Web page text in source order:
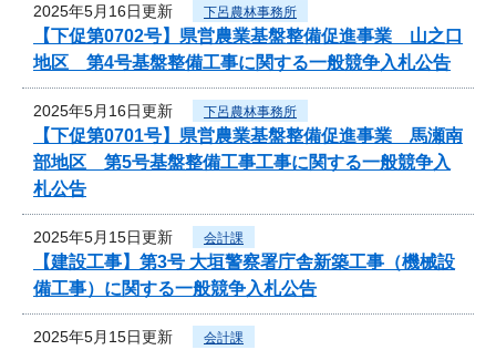
2025年5月16日更新 下呂農林事務所
【下促第0702号】県営農業基盤整備促進事業 山之口
地区 第4号基盤整備工事に関する一般競争入札公告
2025年5月16日更新 下呂農林事務所
【下促第0701号】県営農業基盤整備促進事業 馬瀬南
部地区 第5号基盤整備工事工事に関する一般競争入
札公告
2025年5月15日更新 会計課
【建設工事】第3号 大垣警察署庁舎新築工事（機械設
備工事）に関する一般競争入札公告
2025年5月15日更新 会計課